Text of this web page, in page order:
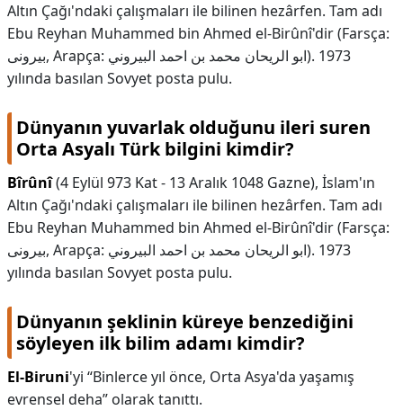
Altın Çağı'ndaki çalışmaları ile bilinen hezârfen. Tam adı
Ebu Reyhan Muhammed bin Ahmed el-Birûnî'dir (Farsça:
بیرونی, Arapça: ابو الريحان محمد بن احمد البيروني). 1973
yılında basılan Sovyet posta pulu.
Dünyanın yuvarlak olduğunu ileri suren
Orta Asyalı Türk bilgini kimdir?
Bîrûnî(4 Eylül 973 Kat - 13 Aralık 1048 Gazne), İslam'ın
Altın Çağı'ndaki çalışmaları ile bilinen hezârfen. Tam adı
Ebu Reyhan Muhammed bin Ahmed el-Birûnî'dir (Farsça:
بیرونی, Arapça: ابو الريحان محمد بن احمد البيروني). 1973
yılında basılan Sovyet posta pulu.
Dünyanın şeklinin küreye benzediğini
söyleyen ilk bilim adamı kimdir?
El-Biruni'yi “Binlerce yıl önce, Orta Asya'da yaşamış
evrensel deha” olarak tanıttı.